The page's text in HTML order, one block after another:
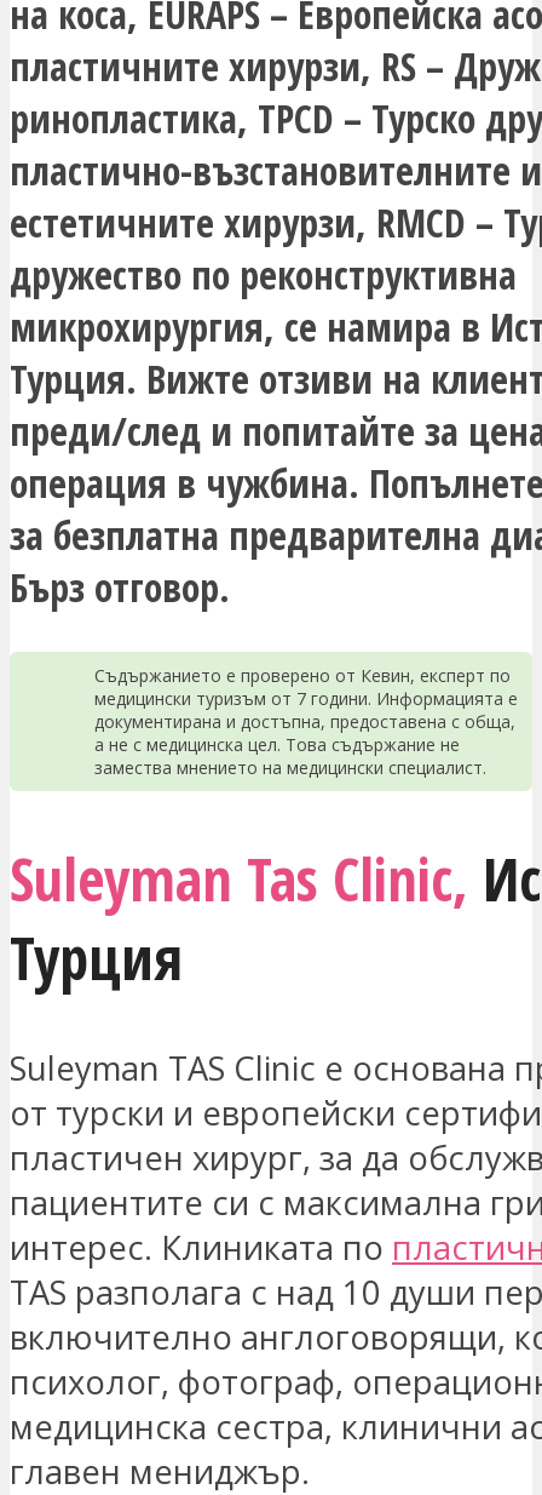
на коса, EURAPS – Европейска
пластичните хирурзи, RS –
ринопластика, TPCD – Турско
пластично-възстановителните и
естетичните хирурзи, RMCD –
дружество по реконструктивна
микрохирургия, се намира в
Турция. Вижте отзиви на
преди/след и попитайте за
операция в чужбина.
за безплатна предварителна
Бърз отговор.
Съдържанието е проверено от Кевин, експерт по
медицински туризъм от 7 години. Информацията е
документирана и достъпна, предоставена с обща,
а не с медицинска цел. Това съдържание не
замества мнението на медицински специалист.
Suleyman Tas Clinic,
Турция
Suleyman TAS Clinic е основана
от турски и европейски
пластичен хирург, за да
пациентите си с максимална
интерес. Клиниката по
TAS разполага с над 10 души
включително англоговорящи,
психолог, фотограф,
медицинска сестра, клинични
главен мениджър.